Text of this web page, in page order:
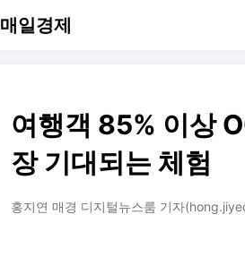
매일경제
여행객 85% 이상
장 기대되는 체험
홍지연 매경 디지털뉴스룸 기자